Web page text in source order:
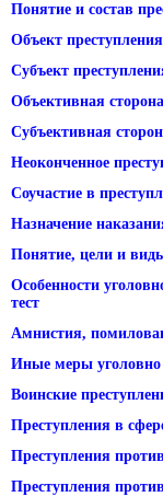
Понятие и состав
Объект преступления
Субъект
Объективная
Субъективная
Неоконченное
Соучастие в
Назначение
Понятие, цели и
Особенности
тест
Амнистия,
Иные меры уголовно
Воинские
Преступления в
Преступления
Преступления